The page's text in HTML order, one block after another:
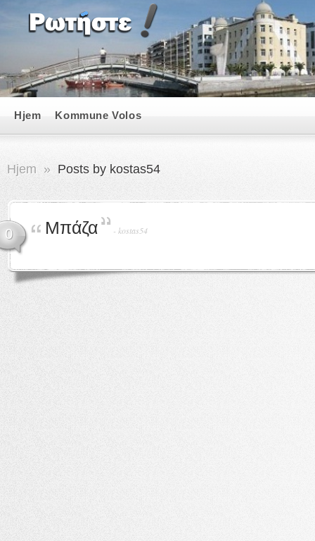
Hjem Kommune Volos
Hjem » Posts by kostas54
0 Μπάζα - kostas54